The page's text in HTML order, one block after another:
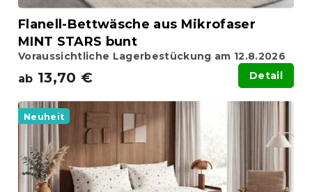
Flanell-Bettwäsche aus Mikrofaser
MINT STARS bunt
Voraussichtliche Lagerbestückung am 12.8.2026
ab 13,70 € Detail
Neuheit